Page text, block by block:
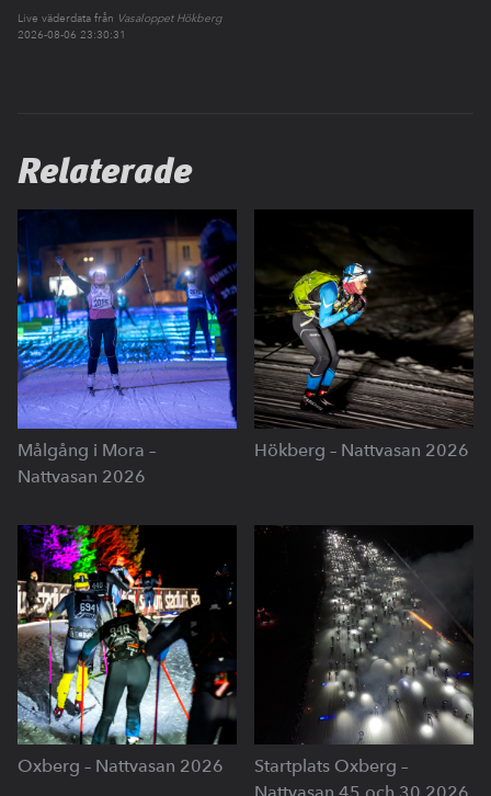
Live väderdata från Vasaloppet Hökberg
2026-08-06 23:30:31
Relaterade
Målgång i Mora –
Nattvasan 2026
Hökberg – Nattvasan 2026
Oxberg – Nattvasan 2026
Startplats Oxberg –